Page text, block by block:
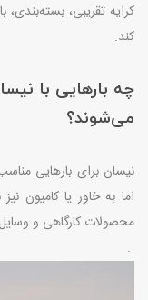
کرایه تقریبی،
کند.
چه بارهایی با
می‌شوند؟
نیسان برای بارهایی
اما به خاور یا کامیون
محصولات کارگاهی و
.